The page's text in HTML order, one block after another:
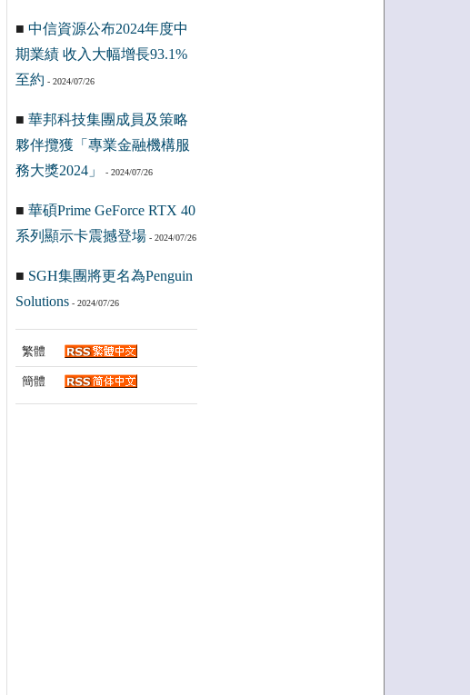
■ 中信資源公布2024年度中
期業績 收入大幅增長93.1%
至約 - 2024/07/26
■ 華邦科技集團成員及策略
夥伴攬獲「專業金融機構服
務大獎2024」
- 2024/07/26
■ 華碩Prime GeForce RTX 40
系列顯示卡震撼登場- 2024/07/26
■ SGH集團將更名為Penguin
Solutions- 2024/07/26
繁體
簡體